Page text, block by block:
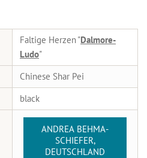
Faltige Herzen "Dalmore-
Ludo"
Chinese Shar Pei
black
ANDREA BEHMA-
SCHIEFER,
DEUTSCHLAND